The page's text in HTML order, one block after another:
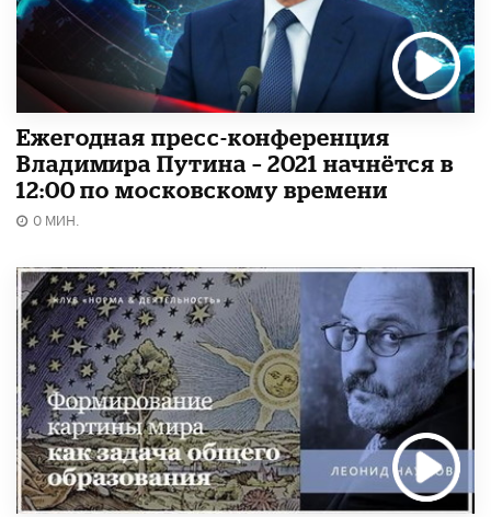
Ежегодная пресс-конференция
Владимира Путина – 2021 начнётся в
12:00 по московскому времени
0 МИН.